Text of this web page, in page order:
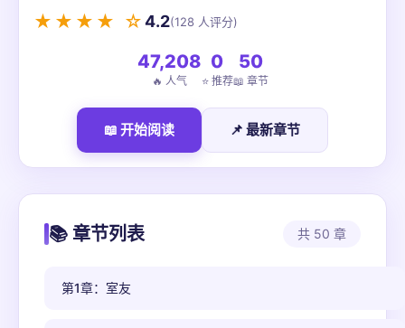
★★★★ ☆4.2(128 人评分)
47,208
🔥 人气
0
⭐ 推荐
50
📖 章节
📖 开始阅读 📌 最新章节
📚 章节列表 共 50 章
第1章：室友